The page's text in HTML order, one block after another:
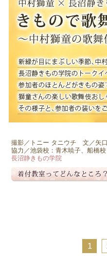
撮影／トニー タニウチ 文／矢
協力／池袋校：青木暁子、船橋
長沼静きもの学院
1